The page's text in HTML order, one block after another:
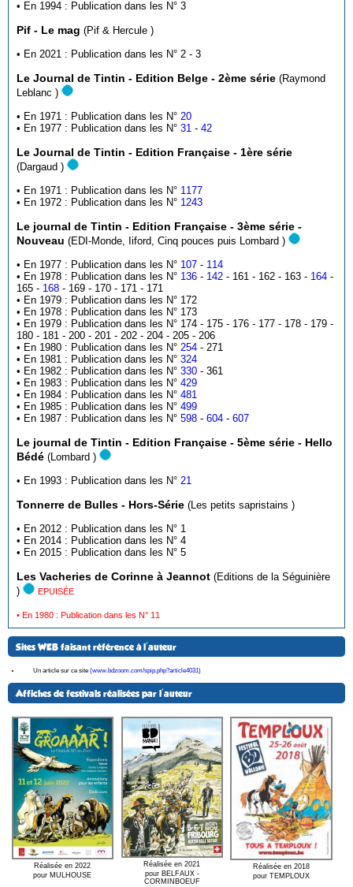
• En 1994 : Publication dans les N° 3
Pif - Le mag
(Pif & Hercule )
• En 2021 : Publication dans les N° 2 - 3
Le Journal de Tintin - Edition Belge - 2ème série(Raymond
Leblanc )
• En 1971 : Publication dans les N°20
• En 1977 : Publication dans les N°31-42
Le Journal de Tintin - Edition Française - 1ère série
(Dargaud )
• En 1971 : Publication dans les N° 1177
• En 1972 : Publication dans les N° 1243
Le journal de Tintin - Edition Française - 3ème série -
Nouveau
(EDI-Monde, Iiford, Cinq pouces puis Lombard )
• En 1977 : Publication dans les N° 107- 114
• En 1978 : Publication dans les N° 136- 142 - 161 - 162 - 163 - 164-
165 - 168
- 169 - 170 - 171 - 171
• En 1979 : Publication dans les N° 172
• En 1978 : Publication dans les N° 173
• En 1979 : Publication dans les N° 174 - 175 - 176 - 177 - 178 - 179 -
180 - 181 - 200 - 201 - 202 - 204 - 205 - 206
• En 1980 : Publication dans les N°254 - 271
• En 1981 : Publication dans les N°324
• En 1982 : Publication dans les N°330 - 361
• En 1983 : Publication dans les N°429
• En 1984 : Publication dans les N°481
• En 1985 : Publication dans les N°499
• En 1987 : Publication dans les N°598-604-607
Le journal de Tintin - Edition Française - 5ème série - Hello
Bédé
(Lombard )
• En 1993 : Publication dans les N°21
Tonnerre de Bulles - Hors-Série
(Les petits sapristains )
• En 2012 : Publication dans les N° 1
• En 2014 : Publication dans les N° 4
• En 2015 : Publication dans les N° 5
Les Vacheries de Corinne à Jeannot(Editions de la Séguinière
)
EPUISÉE
• En 1980 : Publication dans les N° 11
Sites WEB faisant référence à l'auteur
Un article sur ce site (www.bdzoom.com/spip.php?article4031)
Affiches de festivals réalisées par l'auteur
Réalisée en 2022
pour MULHOUSE
Réalisée en 2021
pour BELFAUX -
CORMINBOEUF
Réalisée en 2018
pour TEMPLOUX